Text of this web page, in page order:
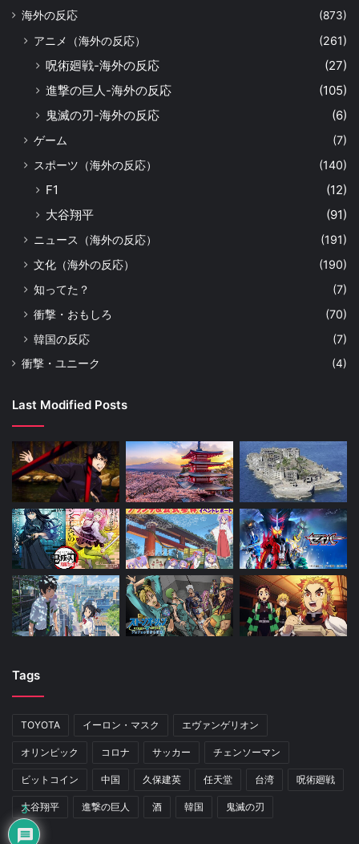
海外の反応
(873)
アニメ（海外の反応） (261)
呪術廻戦-海外の反応
(27)
進撃の巨人-海外の反応
(105)
鬼滅の刃-海外の反応
(6)
ゲーム
(7)
スポーツ（海外の反応）
(140)
F1
(12)
大谷翔平
(91)
ニュース（海外の反応）
(191)
文化（海外の反応）
(190)
知ってた？
(7)
衝撃・おもしろ
(70)
韓国の反応
(7)
衝撃・ユニーク (4)
Last Modified Posts
Tags
TOYOTA イーロン・マスク エヴァンゲリオン
オリンピック コロナ サッカー チェンソーマン
ビットコイン 中国 久保建英 任天堂 台湾 呪術廻戦
大谷翔平 進撃の巨人 酒 韓国 鬼滅の刃
3